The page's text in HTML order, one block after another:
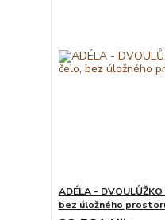
ADÉLA -
bez úložného